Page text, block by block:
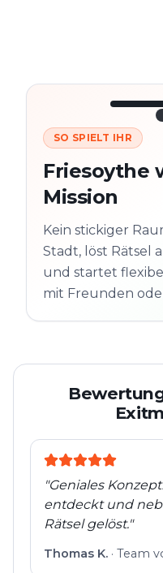
3/10
Nächster
SO SPIELT IHR
Friesoythe
Mission
Kein stickiger
Stadt, löst Rätsel
und startet
mit Freunden
"Geniales
entdeckt und
Rätsel gelöst."
Thomas K. · Team